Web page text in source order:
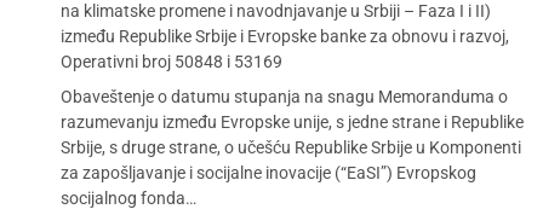
na klimatske promene i navodnjavanje u Srbiji – Faza I i II)
između Republike Srbije i Evropske banke za obnovu i razvoj,
Operativni broj 50848 i 53169
Obaveštenje o datumu stupanja na snagu Memoranduma o
razumevanju između Evropske unije, s jedne strane i Republike
Srbije, s druge strane, o učešću Republike Srbije u Komponenti
za zapošljavanje i socijalne inovacije (“EaSI”) Evropskog
socijalnog fonda…